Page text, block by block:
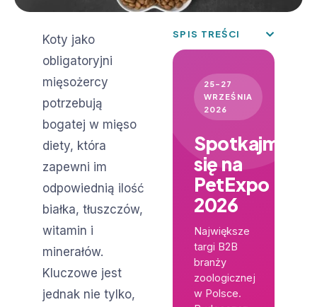
Koty jako
obligatoryjni
mięsożercy
potrzebują
bogatej w mięso
diety, która
zapewni im
odpowiednią ilość
białka, tłuszczów,
witamin i
minerałów.
Kluczowe jest
jednak nie tylko,
SPIS TREŚCI
25–27
WRZEŚNIA
2026
Spotkajmy
się na
PetExpo
2026
Największe
targi B2B
branży
zoologicznej
w Polsce.